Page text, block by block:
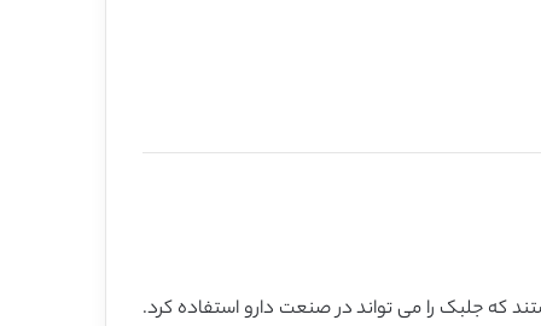
که جلبک را می تواند در صنعت دارو استفاده کرد.